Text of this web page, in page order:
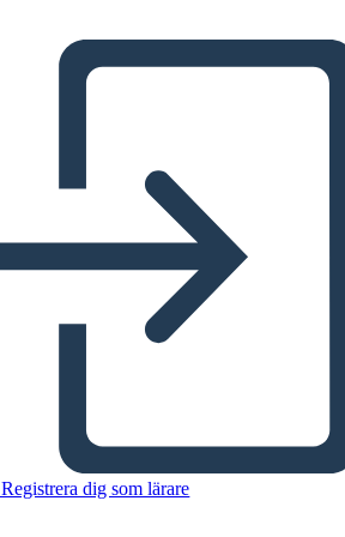
Registrera dig som lärare